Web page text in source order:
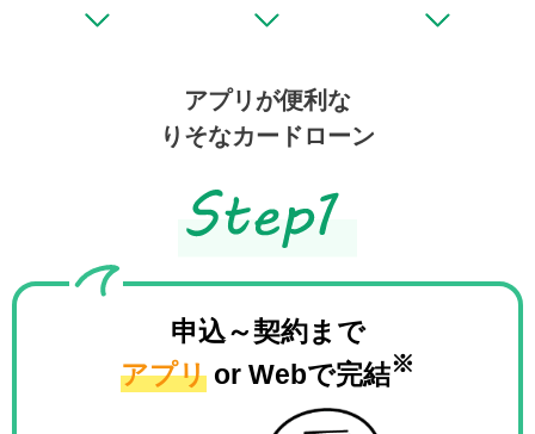
アプリが便利な
りそなカードローン
申込～契約まで
アプリ or Webで完結※